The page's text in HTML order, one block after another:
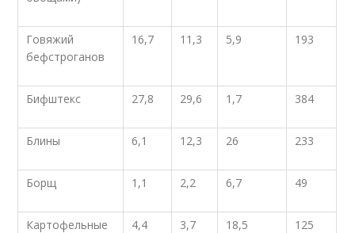
Говяжий
бефстроганов
16,7 11,3 5,9 193
Бифштекс 27,8 29,6 1,7 384
Блины 6,1 12,3 26 233
Борщ 1,1 2,2 6,7 49
Картофельные
4,4 3,7 18,5 125